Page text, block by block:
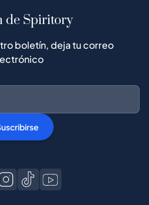
de Spiritory
boletín, deja tu correo